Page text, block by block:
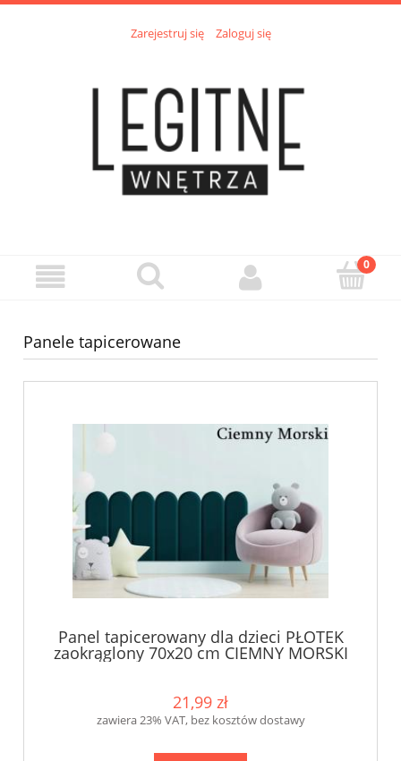
Zarejestruj się Zaloguj się
Panele tapicerowane
Panel tapicerowany dla dzieci PŁOTEK
zaokrąglony 70x20 cm CIEMNY MORSKI
21,99 zł
zawiera 23% VAT, bez kosztów dostawy